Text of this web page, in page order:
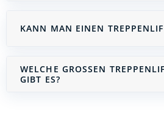
KANN MAN EINEN
WELCHE GROSSEN
IBT ES?